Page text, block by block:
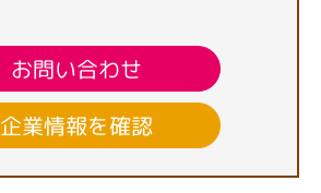
お問い合わせ
企業情報を確認